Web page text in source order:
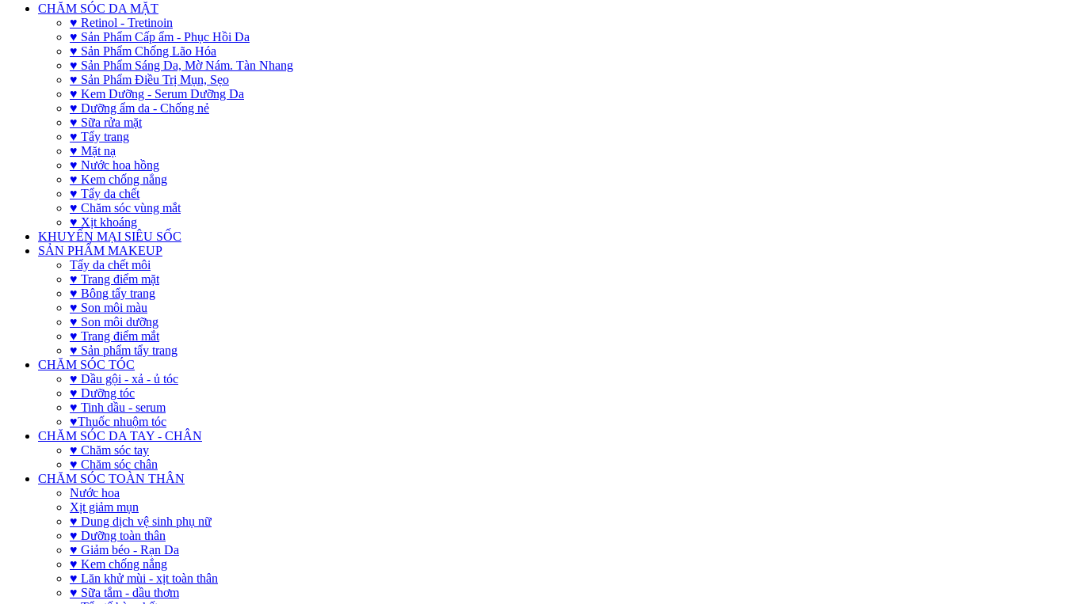
CHĂM SÓC DA MẶT
♥ Retinol - Tretinoin
♥ Sản Phẩm Cấp ẩm - Phục Hồi Da
♥ Sản Phẩm Chống Lão Hóa
♥ Sản Phẩm Sáng Da, Mờ Nám. Tàn Nhang
♥ Sản Phẩm Điều Trị Mụn, Sẹo
♥ Kem Dưỡng - Serum Dưỡng Da
♥ Dưỡng ẩm da - Chống nẻ
♥ Sữa rửa mặt
♥ Tẩy trang
♥ Mặt nạ
♥ Nước hoa hồng
♥ Kem chống nắng
♥ Tẩy da chết
♥ Chăm sóc vùng mắt
♥ Xịt khoáng
KHUYẾN MẠI SIÊU SỐC
SẢN PHẨM MAKEUP
Tẩy da chết môi
♥ Trang điểm mặt
♥ Bông tẩy trang
♥ Son môi màu
♥ Son môi dưỡng
♥ Trang điểm mắt
♥ Sản phẩm tẩy trang
CHĂM SÓC TÓC
♥ Dầu gội - xả - ủ tóc
♥ Dưỡng tóc
♥ Tinh dầu - serum
♥Thuốc nhuộm tóc
CHĂM SÓC DA TAY - CHÂN
♥ Chăm sóc tay
♥ Chăm sóc chân
CHĂM SÓC TOÀN THÂN
Nước hoa
Xịt giảm mụn
♥ Dung dịch vệ sinh phụ nữ
♥ Dưỡng toàn thân
♥ Giảm béo - Rạn Da
♥ Kem chống nắng
♥ Lăn khử mùi - xịt toàn thân
♥ Sữa tắm - dầu thơm